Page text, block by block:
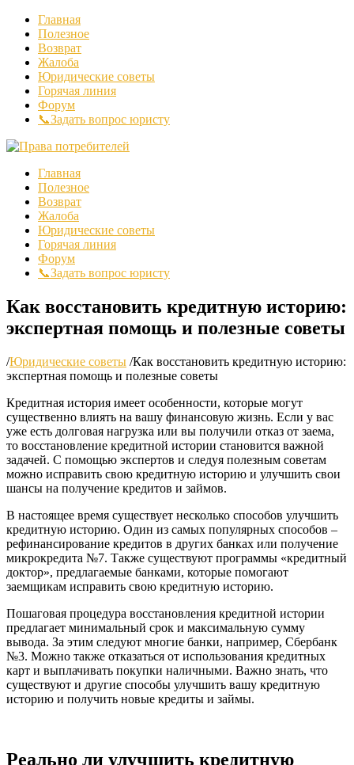
Главная
Полезное
Возврат
Жалоба
Юридические советы
Горячая линия
Форум
📞Задать вопрос юристу
Главная
Полезное
Возврат
Жалоба
Юридические советы
Горячая линия
Форум
📞Задать вопрос юристу
Как восстановить кредитную историю:
экспертная помощь и полезные советы
/Юридические советы /Как восстановить кредитную историю:
экспертная помощь и полезные советы
Кредитная история имеет особенности, которые могут
существенно влиять на вашу финансовую жизнь. Если у вас
уже есть долговая нагрузка или вы получили отказ от заема,
то восстановление кредитной истории становится важной
задачей. С помощью экспертов и следуя полезным советам
можно исправить свою кредитную историю и улучшить свои
шансы на получение кредитов и займов.
В настоящее время существует несколько способов улучшить
кредитную историю. Один из самых популярных способов –
рефинансирование кредитов в других банках или получение
микрокредита №7. Также существуют программы «кредитный
доктор», предлагаемые банками, которые помогают
заемщикам исправить свою кредитную историю.
Пошаговая процедура восстановления кредитной истории
предлагает минимальный срок и максимальную сумму
вывода. За этим следуют многие банки, например, Сбербанк
№3. Можно также отказаться от использования кредитных
карт и выплачивать покупки наличными. Важно знать, что
существуют и другие способы улучшить вашу кредитную
историю и получить новые кредиты и займы.
Реально ли улучшить кредитную